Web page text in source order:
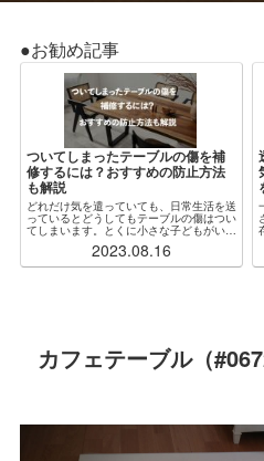
●お勧め記事
ついてしまったテーブルの傷を補
修するには？おすすめの防止方法
も解説
どれだけ気を遣っていても、日常生活を送
っているとどうしてもテーブルの傷はつい
てしまいます。とくに小さな子どもがいる
場合、ふとしたことがきっかけで木製・ガ
ラス製問わず傷だらけになってしまうこと
もしばしばです。傷をつけないように注意
2023.08.16
カフェテーブル（